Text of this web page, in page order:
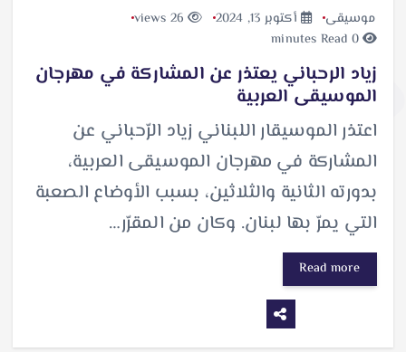
موسيقى أكتوبر 13, 2024
26 views
0 minutes Read
زياد الرحباني يعتذر عن المشاركة في مهرجان
الموسيقى العربية
اعتذر الموسيقار اللبناني زياد الرّحباني عن
المشاركة في مهرجان الموسيقى العربية،
بدورته الثانية والثلاثين، بسبب الأوضاع الصعبة
التي يمرّ بها لبنان. وكان من المقرّر…
Read more